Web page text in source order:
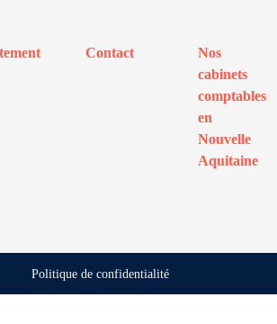
Contact
Nos
cabinets
comptables
en
Nouvelle
Aquitaine
Politique de confidentialité